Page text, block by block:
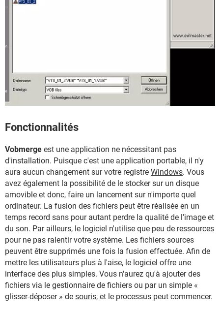
Fonctionnalités
Vobmerge est une application ne nécessitant pas
d'installation. Puisque c'est une application portable, il n'y
aura aucun changement sur votre registre Windows. Vous
avez également la possibilité de le stocker sur un disque
amovible et donc, faire un lancement sur n'importe quel
ordinateur. La fusion des fichiers peut être réalisée en un
temps record sans pour autant perdre la qualité de l'image et
du son. Par ailleurs, le logiciel n'utilise que peu de ressources
pour ne pas ralentir votre système. Les fichiers sources
peuvent être supprimés une fois la fusion effectuée. Afin de
mettre les utilisateurs plus à l'aise, le logiciel offre une
interface des plus simples. Vous n'aurez qu'à ajouter des
fichiers via le gestionnaire de fichiers ou par un simple «
glisser-déposer » de souris, et le processus peut commencer.